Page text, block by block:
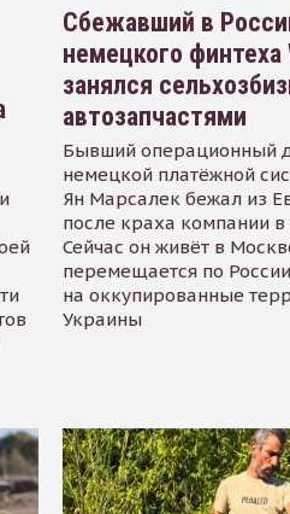
Сбежавший в
немецкого финтеха
занялся
автозапчастями
Бывший операционный
немецкой платёжной
Ян Марсалек бежал из
после краха компании в
Сейчас он живёт в
перемещается по
на оккупированные
Украины